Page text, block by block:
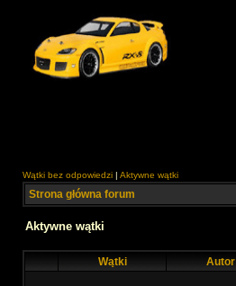
Wątki bez odpowiedzi | Aktywne wątki
Strona główna forum
Aktywne wątki
Wątki Autor